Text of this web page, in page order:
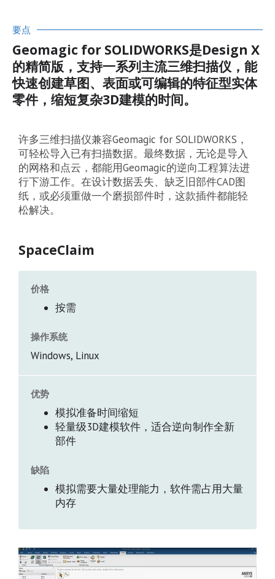
要点
Geomagic for SOLIDWORKS是Design X
的精简版，支持一系列主流三维扫描仪，能
快速创建草图、表面或可编辑的特征型实体
零件，缩短复杂3D建模的时间。
许多三维扫描仪兼容Geomagic for SOLIDWORKS，
可轻松导入已有扫描数据。最终数据，无论是导入
的网格和点云，都能用Geomagic的逆向工程算法进
行下游工作。在设计数据丢失、缺乏旧部件CAD图
纸，或必须重做一个磨损部件时，这款插件都能轻
松解决。
SpaceClaim
价格
按需
操作系统
Windows, Linux
优势
模拟准备时间缩短
轻量级3D建模软件，适合逆向制作全新
部件
缺陷
模拟需要大量处理能力，软件需占用大量
内存